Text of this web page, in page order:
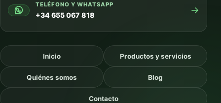
TELÉFONO Y WHATSAPP
+34 655 067 818 →
Inicio Productos y servicios
Quiénes somos Blog
Contacto